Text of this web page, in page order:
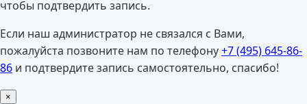
чтобы подтвердить запись.
Если наш администратор не связался с Вами,
пожалуйста позвоните нам по телефону+7 (495) 645-86-
86 и подтвердите запись самостоятельно, спасибо!
×